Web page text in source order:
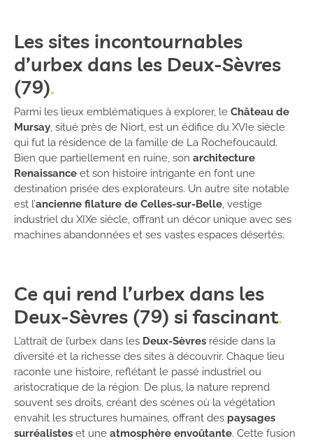
Les sites incontournables
d’urbex dans les Deux-Sèvres
(79)
Parmi les lieux emblématiques à explorer, le Château de
Mursay, situé près de Niort, est un édifice du XVIe siècle
qui fut la résidence de la famille de La Rochefoucauld.
Bien que partiellement en ruine, son architecture
Renaissance et son histoire intrigante en font une
destination prisée des explorateurs. Un autre site notable
est l’ancienne filature de Celles-sur-Belle, vestige
industriel du XIXe siècle, offrant un décor unique avec ses
machines abandonnées et ses vastes espaces désertés.
Ce qui rend l’urbex dans les
Deux-Sèvres (79) si fascinant
L’attrait de l’urbex dans les Deux-Sèvres réside dans la
diversité et la richesse des sites à découvrir. Chaque lieu
raconte une histoire, reflétant le passé industriel ou
aristocratique de la région. De plus, la nature reprend
souvent ses droits, créant des scènes où la végétation
envahit les structures humaines, offrant des paysages
surréalistes et une atmosphère envoûtante. Cette fusion